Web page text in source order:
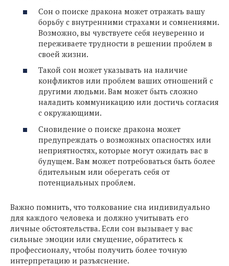
Сон о поиске дракона может отражать вашу
борьбу с внутренними страхами и сомнениями.
Возможно, вы чувствуете себя неуверенно и
переживаете трудности в решении проблем в
своей жизни.
Такой сон может указывать на наличие
конфликтов или проблем ваших отношений с
другими людьми. Вам может быть сложно
наладить коммуникацию или достичь согласия
с окружающими.
Сновидение о поиске дракона может
предупреждать о возможных опасностях или
неприятностях, которые могут ожидать вас в
будущем. Вам может потребоваться быть более
бдительным или оберегать себя от
потенциальных проблем.
Важно помнить, что толкование сна индивидуально
для каждого человека и должно учитывать его
личные обстоятельства. Если сон вызывает у вас
сильные эмоции или смущение, обратитесь к
профессионалу, чтобы получить более точную
интерпретацию и разъяснение.